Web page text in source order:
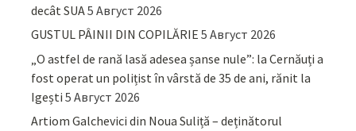
decât SUA5 Август 2026
GUSTUL PÂINII DIN COPILĂRIE 5 Август 2026
„O astfel de rană lasă adesea șanse nule”: la Cernăuți a
fost operat un polițist în vârstă de 35 de ani, rănit la
Igești 5 Август 2026
Artiom Galchevici din Noua Suliță – deținătorul